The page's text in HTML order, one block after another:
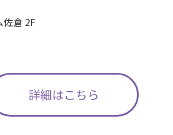
倉 2F
詳細はこちら